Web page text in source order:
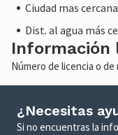
Ciudad mas
Dist. al agua más
Información
Número de licencia o de
¿Necesitas
Si no encuentras la